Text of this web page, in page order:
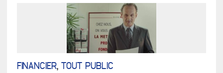
FINANCIER, TOUT PUBLIC